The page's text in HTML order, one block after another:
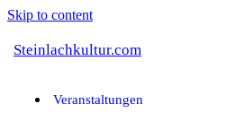
Skip to content
Steinlachkultur.com
Veranstaltungen